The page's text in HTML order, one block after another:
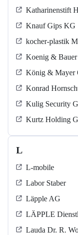
Katharinenstift
Knauf Gips KG
kocher-plastik
Koenig &
König & Mayer
Konrad
Kulig Security
Kurtz Holding
L
L-mobile
Labor Staber
Läpple AG
LÄPPLE
Lauda Dr. R.